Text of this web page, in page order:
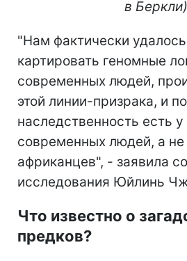
в Беркли)
"Нам фактически
картировать геномные
современных людей,
этой линии-призрака, и
наследственность есть у
современных людей, а не
африканцев", - заявила
исследования Юйлинь
Что известно о
предков?